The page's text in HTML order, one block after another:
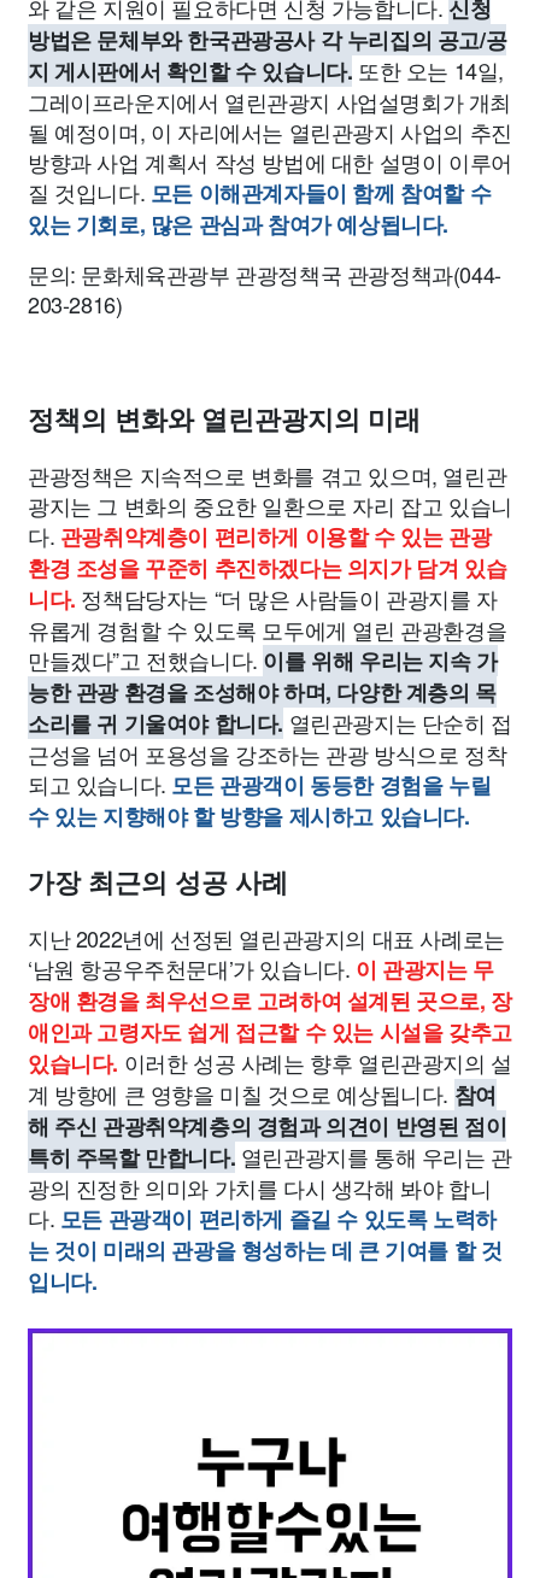
와 같은 지원이 필요하다면 신청 가능합니다. 신청
방법은 문체부와 한국관광공사 각 누리집의 공고/공
지 게시판에서 확인할 수 있습니다. 또한 오는 14일,
그레이프라운지에서 열린관광지 사업설명회가 개최
될 예정이며, 이 자리에서는 열린관광지 사업의 추진
방향과 사업 계획서 작성 방법에 대한 설명이 이루어
질 것입니다. 모든 이해관계자들이 함께 참여할 수
있는 기회로, 많은 관심과 참여가 예상됩니다.
문의: 문화체육관광부 관광정책국 관광정책과(044-
203-2816)
정책의 변화와 열린관광지의 미래
관광정책은 지속적으로 변화를 겪고 있으며, 열린관
광지는 그 변화의 중요한 일환으로 자리 잡고 있습니
다. 관광취약계층이 편리하게 이용할 수 있는 관광
환경 조성을 꾸준히 추진하겠다는 의지가 담겨 있습
니다. 정책담당자는 “더 많은 사람들이 관광지를 자
유롭게 경험할 수 있도록 모두에게 열린 관광환경을
만들겠다”고 전했습니다. 이를 위해 우리는 지속 가
능한 관광 환경을 조성해야 하며, 다양한 계층의 목
소리를 귀 기울여야 합니다. 열린관광지는 단순히 접
근성을 넘어 포용성을 강조하는 관광 방식으로 정착
되고 있습니다. 모든 관광객이 동등한 경험을 누릴
수 있는 지향해야 할 방향을 제시하고 있습니다.
가장 최근의 성공 사례
지난 2022년에 선정된 열린관광지의 대표 사례로는
‘남원 항공우주천문대’가 있습니다. 이 관광지는 무
장애 환경을 최우선으로 고려하여 설계된 곳으로, 장
애인과 고령자도 쉽게 접근할 수 있는 시설을 갖추고
있습니다. 이러한 성공 사례는 향후 열린관광지의 설
계 방향에 큰 영향을 미칠 것으로 예상됩니다. 참여
해 주신 관광취약계층의 경험과 의견이 반영된 점이
특히 주목할 만합니다. 열린관광지를 통해 우리는 관
광의 진정한 의미와 가치를 다시 생각해 봐야 합니
다. 모든 관광객이 편리하게 즐길 수 있도록 노력하
는 것이 미래의 관광을 형성하는 데 큰 기여를 할 것
입니다.